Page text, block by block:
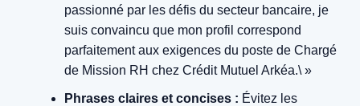
passionné par les défis du secteur bancaire, je
suis convaincu que mon profil correspond
parfaitement aux exigences du poste de Chargé
de Mission RH chez Crédit Mutuel Arkéa.\ »
Phrases claires et concises : Évitez les